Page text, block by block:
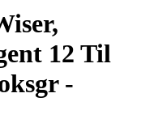
12 Til
-